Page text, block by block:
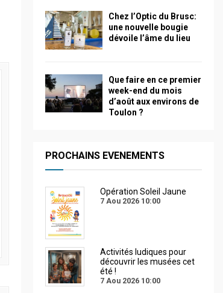
Chez l’Optic du Brusc:
une nouvelle bougie
dévoile l’âme du lieu
Que faire en ce premier
week-end du mois
d’août aux environs de
Toulon ?
PROCHAINS EVENEMENTS
Opération Soleil Jaune
7 Aou 2026 10:00
Activités ludiques pour
découvrir les musées cet
été !
7 Aou 2026 10:00